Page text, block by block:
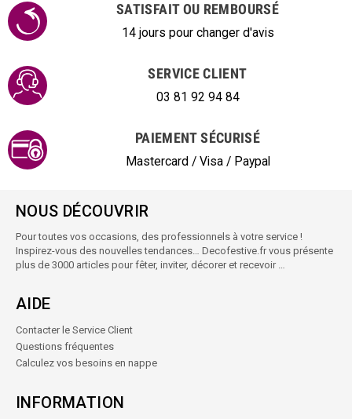
SATISFAIT OU REMBOURSÉ
14 jours pour changer d'avis
SERVICE CLIENT
03 81 92 94 84
PAIEMENT SÉCURISÉ
Mastercard / Visa / Paypal
NOUS DÉCOUVRIR
Pour toutes vos occasions, des professionnels à votre service !
Inspirez-vous des nouvelles tendances… Decofestive.fr vous présente
plus de 3000 articles pour fêter, inviter, décorer et recevoir …
AIDE
Contacter le Service Client
Questions fréquentes
Calculez vos besoins en nappe
INFORMATION